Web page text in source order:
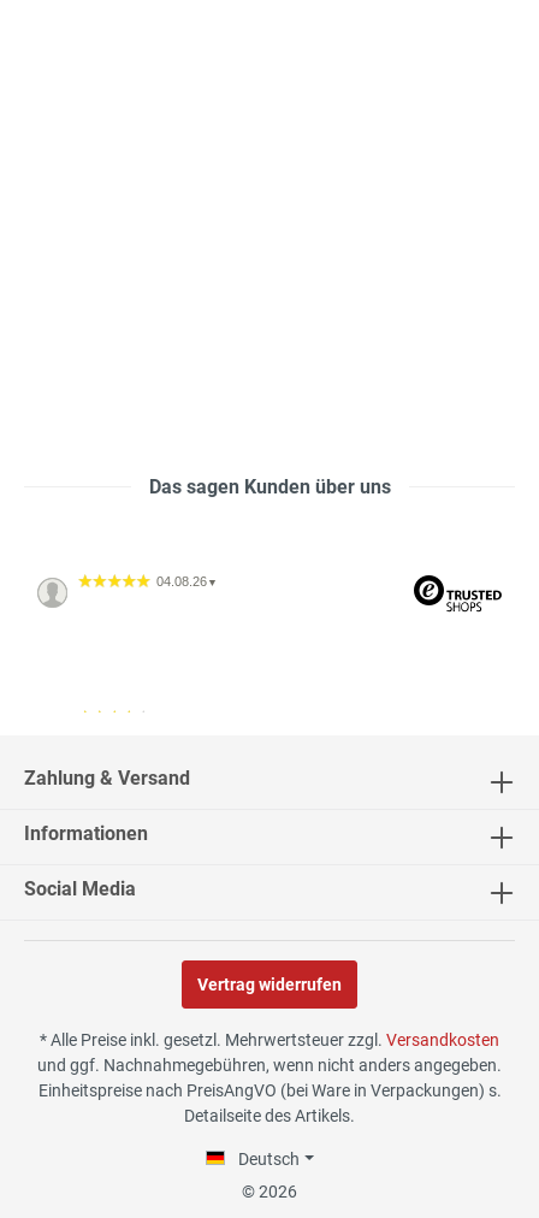
Das sagen Kunden über uns
04.08.26 ▼
30.07.26▼
29.07.26
funktioniert, und Qualität
Zahlung & Versand
Informationen
Social Media
Vertrag widerrufen
* Alle Preise inkl. gesetzl. Mehrwertsteuer zzgl. Versandkosten
und ggf. Nachnahmegebühren, wenn nicht anders angegeben.
Einheitspreise nach PreisAngVO (bei Ware in Verpackungen) s.
Detailseite des Artikels.
Deutsch
© 2026